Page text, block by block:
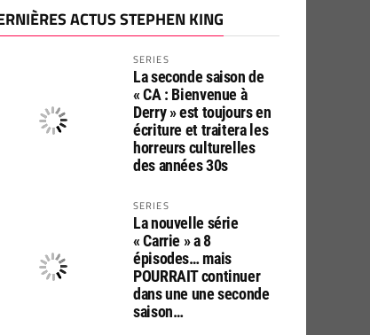
ACTUS STEPHEN KING
SERIES
La seconde saison de
« CA : Bienvenue à
Derry » est toujours en
écriture et traitera les
horreurs culturelles
des années 30s
SERIES
La nouvelle série
« Carrie » a 8
épisodes… mais
POURRAIT continuer
dans une une seconde
saison…